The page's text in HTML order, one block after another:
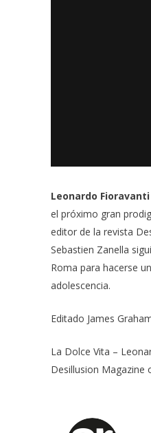
Leonardo Fioravanti
el próximo gran
editor de la revista
Sebastien Zanella
Roma para hacerse
adolescencia.
Editado James
La Dolce Vita –
Desillusion Magazine